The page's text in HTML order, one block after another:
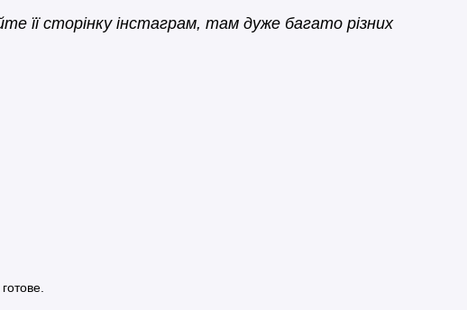
її сторінку інстаграм, там дуже багато різних